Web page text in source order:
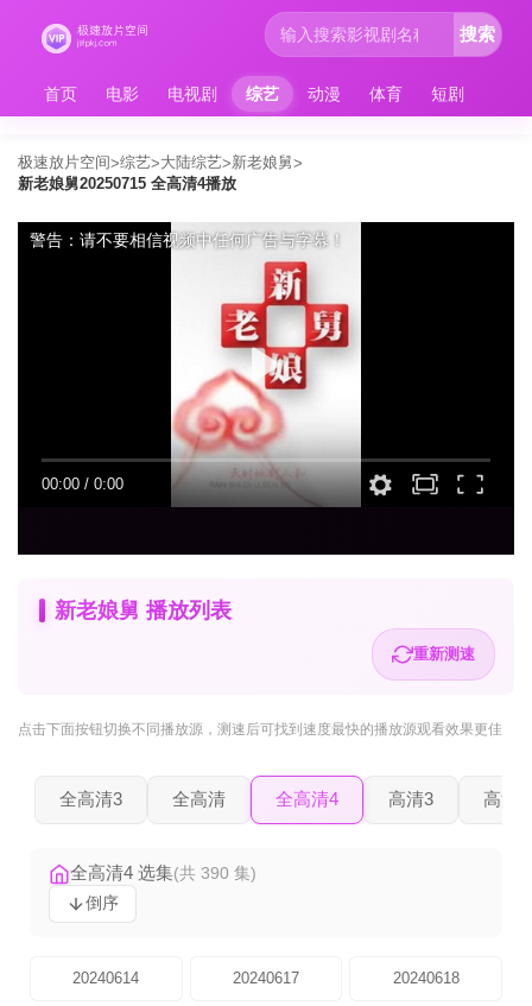
首页 电影 电视剧 综艺 动漫 体育 短剧
搜索
极速放片空间>综艺>大陆综艺>新老娘舅>
新老娘舅20250715 全高清4播放
00:00 / 0:00
警告：请不要相信视频中任何广告与字幕！
新老娘舅 播放列表
重新测速
点击下面按钮切换不同播放源 ，测速后可找到速度最快的播放源观看效果更佳
全高清3 全高清 全高清4 高清3 高清2
全高清4 选集(共 390 集)
倒序
20240614 20240617 20240618